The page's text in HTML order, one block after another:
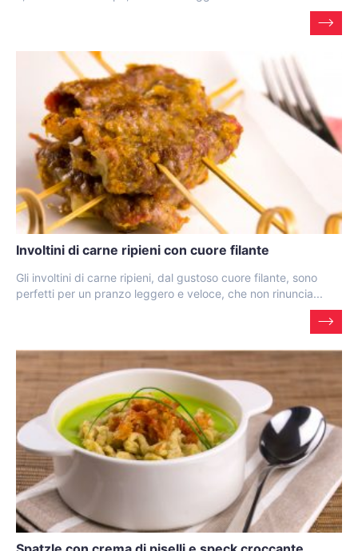
Involtini di carne ripieni con cuore filante
Gli involtini di carne ripieni, dal gustoso cuore filante, sono
perfetti per un pranzo leggero e veloce, che non rinuncia...